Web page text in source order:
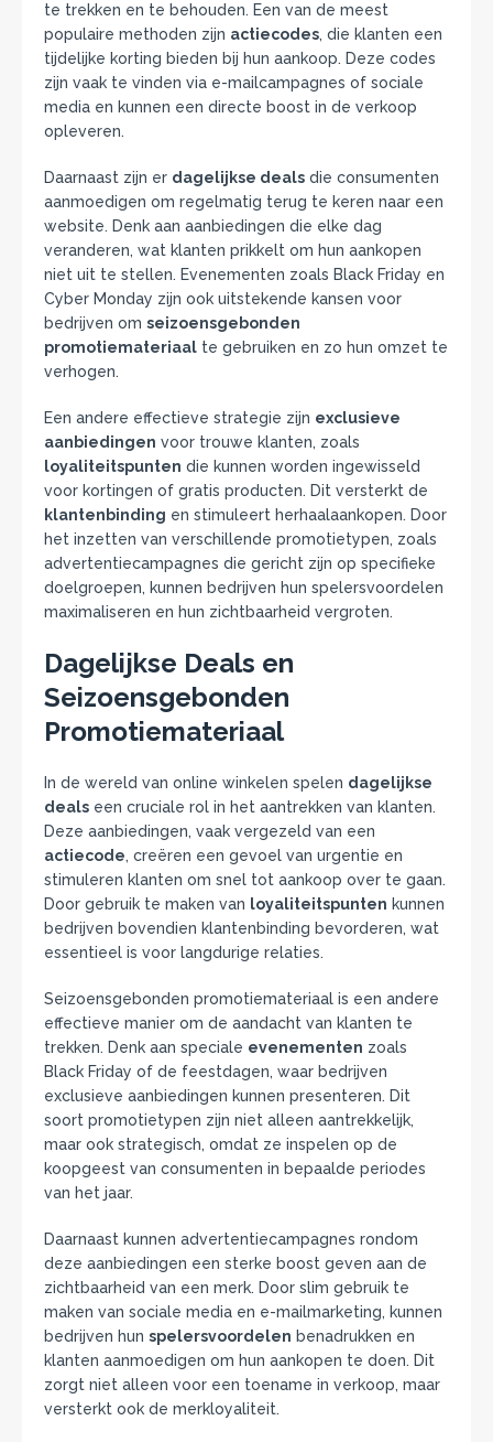
te trekken en te behouden. Een van de meest
populaire methoden zijn actiecodes, die klanten een
tijdelijke korting bieden bij hun aankoop. Deze codes
zijn vaak te vinden via e-mailcampagnes of sociale
media en kunnen een directe boost in de verkoop
opleveren.
Daarnaast zijn er dagelijkse deals die consumenten
aanmoedigen om regelmatig terug te keren naar een
website. Denk aan aanbiedingen die elke dag
veranderen, wat klanten prikkelt om hun aankopen
niet uit te stellen. Evenementen zoals Black Friday en
Cyber Monday zijn ook uitstekende kansen voor
bedrijven om seizoensgebonden
promotiemateriaal te gebruiken en zo hun omzet te
verhogen.
Een andere effectieve strategie zijn exclusieve
aanbiedingen voor trouwe klanten, zoals
loyaliteitspunten die kunnen worden ingewisseld
voor kortingen of gratis producten. Dit versterkt de
klantenbinding en stimuleert herhaalaankopen. Door
het inzetten van verschillende promotietypen, zoals
advertentiecampagnes die gericht zijn op specifieke
doelgroepen, kunnen bedrijven hun spelersvoordelen
maximaliseren en hun zichtbaarheid vergroten.
Dagelijkse Deals en
Seizoensgebonden
Promotiemateriaal
In de wereld van online winkelen spelen dagelijkse
deals een cruciale rol in het aantrekken van klanten.
Deze aanbiedingen, vaak vergezeld van een
actiecode, creëren een gevoel van urgentie en
stimuleren klanten om snel tot aankoop over te gaan.
Door gebruik te maken van loyaliteitspunten kunnen
bedrijven bovendien klantenbinding bevorderen, wat
essentieel is voor langdurige relaties.
Seizoensgebonden promotiemateriaal is een andere
effectieve manier om de aandacht van klanten te
trekken. Denk aan speciale evenementen zoals
Black Friday of de feestdagen, waar bedrijven
exclusieve aanbiedingen kunnen presenteren. Dit
soort promotietypen zijn niet alleen aantrekkelijk,
maar ook strategisch, omdat ze inspelen op de
koopgeest van consumenten in bepaalde periodes
van het jaar.
Daarnaast kunnen advertentiecampagnes rondom
deze aanbiedingen een sterke boost geven aan de
zichtbaarheid van een merk. Door slim gebruik te
maken van sociale media en e-mailmarketing, kunnen
bedrijven hun spelersvoordelen benadrukken en
klanten aanmoedigen om hun aankopen te doen. Dit
zorgt niet alleen voor een toename in verkoop, maar
versterkt ook de merkloyaliteit.